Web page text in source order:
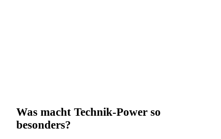
Was macht Technik-Power so
besonders?